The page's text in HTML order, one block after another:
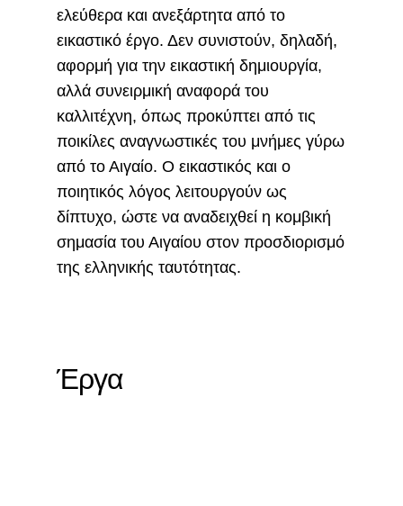
ελεύθερα και ανεξάρτητα από το
εικαστικό έργο. Δεν συνιστούν, δηλαδή,
αφορμή για την εικαστική δημιουργία,
αλλά συνειρμική αναφορά του
καλλιτέχνη, όπως προκύπτει από τις
ποικίλες αναγνωστικές του μνήμες γύρω
από το Αιγαίο. Ο εικαστικός και ο
ποιητικός λόγος λειτουργούν ως
δίπτυχο, ώστε να αναδειχθεί η κομβική
σημασία του Αιγαίου στον προσδιορισμό
της ελληνικής ταυτότητας.
Έργα